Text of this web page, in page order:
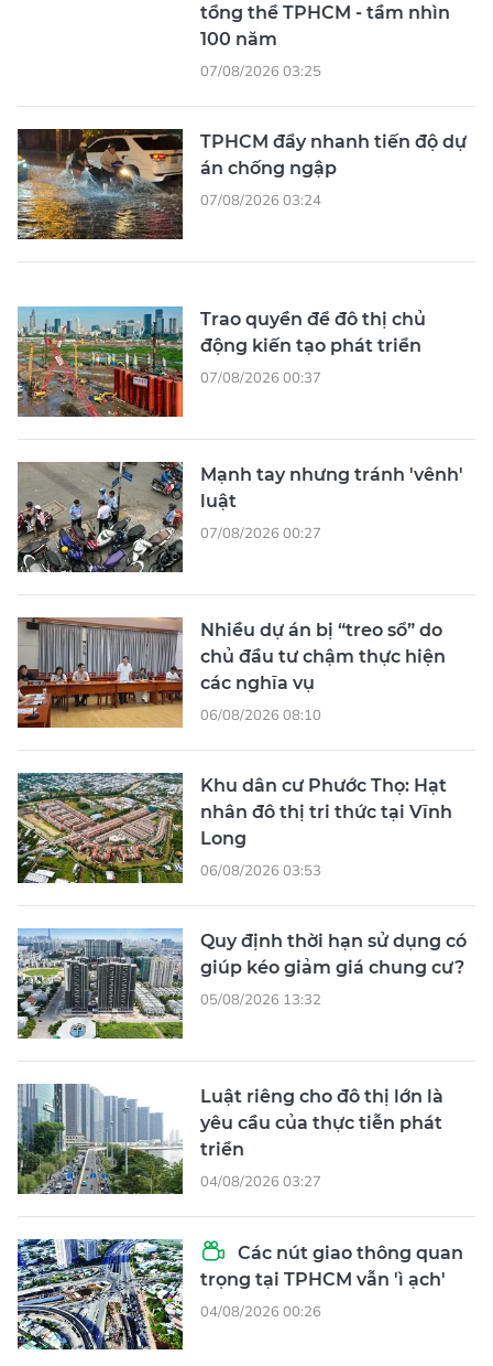
tổng thể TPHCM - tầm nhìn
100 năm
07/08/2026 03:25
TPHCM đẩy nhanh tiến độ dự
án chống ngập
07/08/2026 03:24
Trao quyền để đô thị chủ
động kiến tạo phát triển
07/08/2026 00:37
Mạnh tay nhưng tránh 'vênh'
luật
07/08/2026 00:27
Nhiều dự án bị “treo sổ” do
chủ đầu tư chậm thực hiện
các nghĩa vụ
06/08/2026 08:10
Khu dân cư Phước Thọ: Hạt
nhân đô thị tri thức tại Vĩnh
Long
06/08/2026 03:53
Quy định thời hạn sử dụng có
giúp kéo giảm giá chung cư?
05/08/2026 13:32
Luật riêng cho đô thị lớn là
yêu cầu của thực tiễn phát
triển
04/08/2026 03:27
Các nút giao thông quan
trọng tại TPHCM vẫn 'ì ạch'
04/08/2026 00:26